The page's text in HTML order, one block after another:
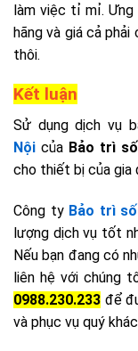
làm việc tỉ mỉ. Ưng
hãng và giá cả
thôi.
Kết luận
Sử dụng dịch vụ
Nội của Bảo trì
cho thiết bị của gia
Công ty Bảo trì
lượng dịch vụ tốt
Nếu bạn đang có
liên hệ với chúng
0988.230.233 để
và phục vụ quý